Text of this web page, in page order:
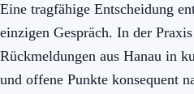
Eine tragfähige Entscheidung
einzigen Gespräch. In der
Rückmeldungen aus Hanau in
und offene Punkte konsequent